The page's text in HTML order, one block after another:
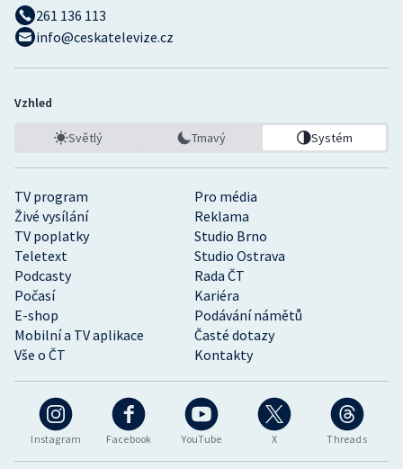
Instagram Facebook YouTube X Threads
TV program
Pro média
Živé vysílání
Reklama
TV poplatky
Studio Brno
Teletext
Studio Ostrava
Podcasty
Rada ČT
Počasí
Kariéra
E-shop
Podávání námětů
Mobilní a TV aplikace
Časté dotazy
Vše o ČT
Kontakty
261 136 113
info@ceskatelevize.cz
Vzhled
Světlý Tmavý Systém